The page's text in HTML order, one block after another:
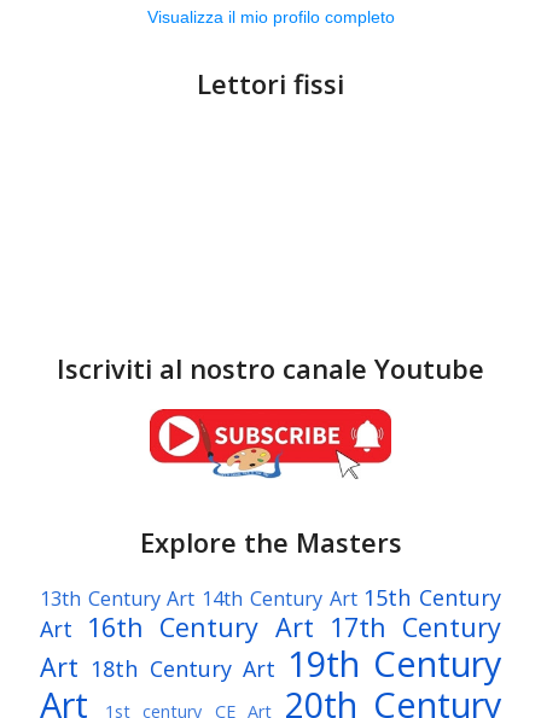
Visualizza il mio profilo completo
Lettori fissi
Iscriviti al nostro canale Youtube
Explore the Masters
13th Century Art 14th Century Art 15th Century
Art
16th Century Art 17th Century
Art 18th Century Art 19th Century
Art
1st century CE Art 20th Century